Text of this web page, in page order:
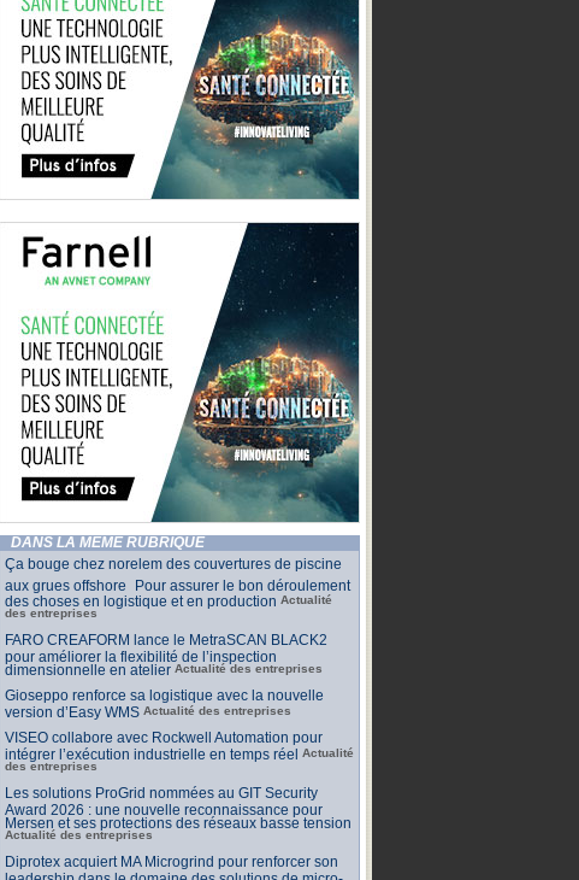
DANS LA MÊME RUBRIQUE
Ça bouge chez norelem des couvertures de piscine
aux grues offshore Pour assurer le bon déroulement
des choses en logistique et en production Actualité
des entreprises
FARO CREAFORM lance le MetraSCAN BLACK2
pour améliorer la flexibilité de l’inspection
dimensionnelle en atelier Actualité des entreprises
Gioseppo renforce sa logistique avec la nouvelle
version d’Easy WMS Actualité des entreprises
VISEO collabore avec Rockwell Automation pour
intégrer l’exécution industrielle en temps réel Actualité
des entreprises
Les solutions ProGrid nommées au GIT Security
Award 2026 : une nouvelle reconnaissance pour
Mersen et ses protections des réseaux basse tension
Actualité des entreprises
Diprotex acquiert MA Microgrind pour renforcer son
leadership dans le domaine des solutions de micro-